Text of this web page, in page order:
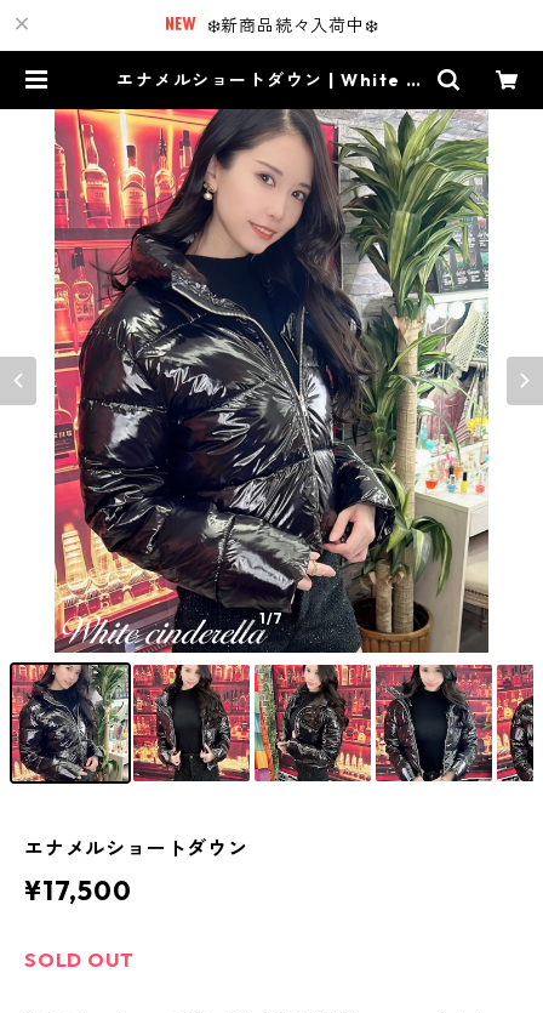
❄️新商品続々入荷中❄️
エナメルショートダウン | White Ci
1/7
エナメルショートダウン
¥17,500
SOLD OUT